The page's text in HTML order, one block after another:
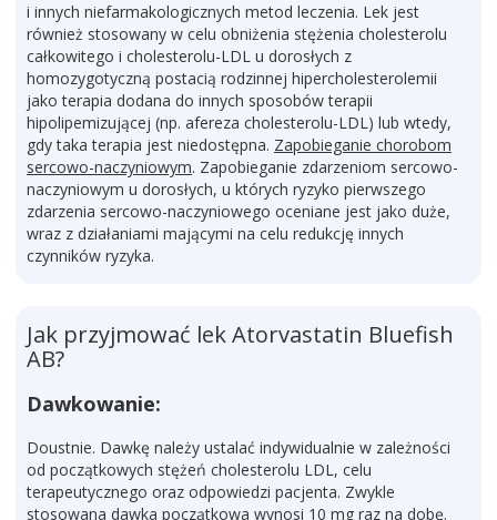
i innych niefarmakologicznych metod leczenia. Lek jest
również stosowany w celu obniżenia stężenia cholesterolu
całkowitego i cholesterolu-LDL u dorosłych z
homozygotyczną postacią rodzinnej hipercholesterolemii
jako terapia dodana do innych sposobów terapii
hipolipemizującej (np. afereza cholesterolu-LDL) lub wtedy,
gdy taka terapia jest niedostępna. Zapobieganie chorobom
sercowo-naczyniowym. Zapobieganie zdarzeniom sercowo-
naczyniowym u dorosłych, u których ryzyko pierwszego
zdarzenia sercowo-naczyniowego oceniane jest jako duże,
wraz z działaniami mającymi na celu redukcję innych
czynników ryzyka.
Jak przyjmować lek Atorvastatin Bluefish
AB?
Dawkowanie:
Doustnie. Dawkę należy ustalać indywidualnie w zależności
od początkowych stężeń cholesterolu LDL, celu
terapeutycznego oraz odpowiedzi pacjenta. Zwykle
stosowana dawka początkowa wynosi 10 mg raz na dobę.